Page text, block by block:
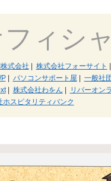
ィシ
式会社 株式会社フォーサイト
| パソコンサポート屋
一般社
| 株式会社わをん
リバーオン
ホスピタリティバンク